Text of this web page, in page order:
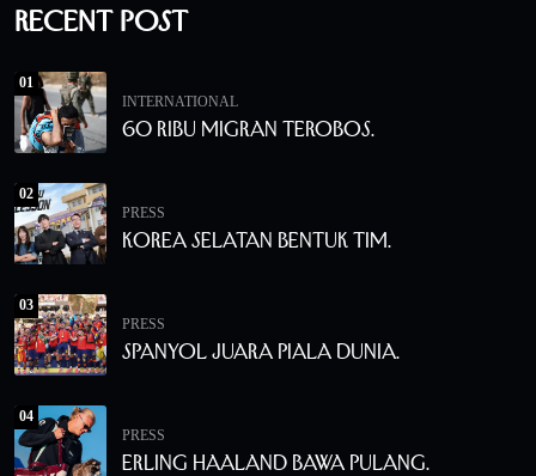
Recent Post
01
INTERNATIONAL
60 Ribu Migran Terobos.
02
PRESS
Korea Selatan Bentuk Tim.
03
PRESS
Spanyol Juara Piala Dunia.
04
PRESS
Erling Haaland Bawa Pulang.